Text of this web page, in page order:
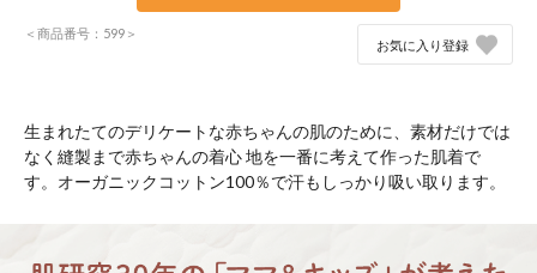
＜商品番号：599＞
お気に入り登録
生まれたてのデリケートな赤ちゃんの肌のために、素材だけでは
なく縫製まで赤ちゃんの着心 地を一番に考えて作った肌着で
す。オーガニックコットン100％で汗もしっかり吸い取ります。